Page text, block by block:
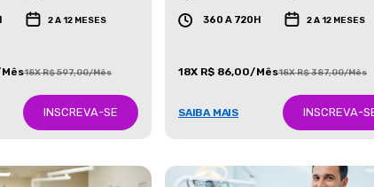
2 A 12 MESES
18X R$ 597,00/Mês
INSCREVA-SE
360 A 720H 2 A 12 MESES
18X R$ 86,00/Mês18X R$ 387,00/Mês
SAIBA MAIS INSCREVA-